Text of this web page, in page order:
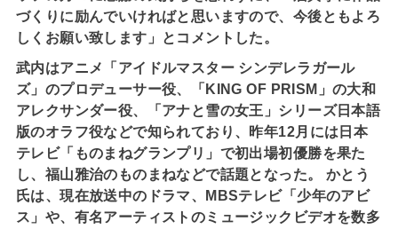
づくりに励んでいければと思いますので、今後ともよろ
しくお願い致します」とコメントした。
武内はアニメ「アイドルマスター シンデレラガール
ズ」のプロデューサー役、「KING OF PRISM」の大和
アレクサンダー役、「アナと雪の女王」シリーズ日本語
版のオラフ役などで知られており、昨年12月には日本
テレビ「ものまねグランプリ」で初出場初優勝を果た
し、福山雅治のものまねなどで話題となった。 かとう
氏は、現在放送中のドラマ、MBSテレビ「少年のアビ
ス」や、有名アーティストのミュージックビデオを数多